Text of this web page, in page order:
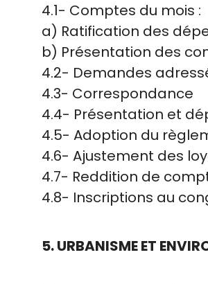
4.1- Comptes du mois :
a) Ratification des
b) Présentation des
4.2- Demandes
4.3- Correspondance
4.4- Présentation et
4.5- Adoption du
4.6- Ajustement des
4.7- Reddition de
4.8- Inscriptions au
5. URBANISME ET